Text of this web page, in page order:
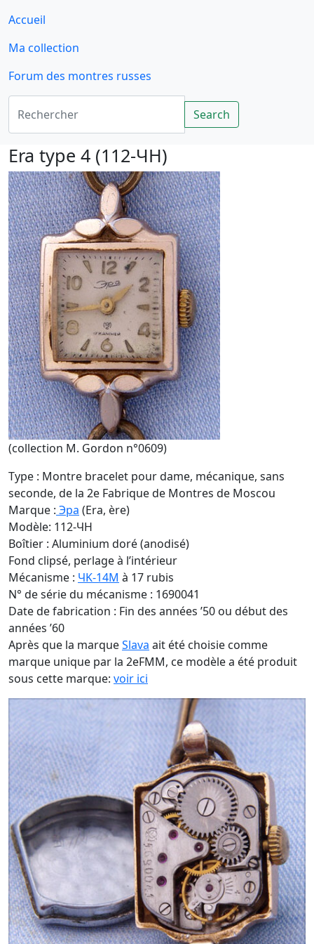
Accueil
Ma collection
Forum des montres russes
Rechercher
Search
Era type 4 (112-ЧH)
(collection M. Gordon n°0609)
Type : Montre bracelet pour dame, mécanique, sans
seconde, de la 2e Fabrique de Montres de Moscou
Marque : Эра (Era, ère)
Modèle: 112-ЧH
Boîtier : Aluminium doré (anodisé)
Fond clipsé, perlage à l’intérieur
Mécanisme : ЧK-14M à 17 rubis
N° de série du mécanisme : 1690041
Date de fabrication : Fin des années ’50 ou début des
années ’60
Après que la marqueSlava ait été choisie comme
marque unique par la 2eFMM, ce modèle a été produit
sous cette marque: voir ici